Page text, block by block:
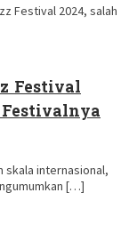
Festival 2024, salah
Festival
skala internasional,
[…]